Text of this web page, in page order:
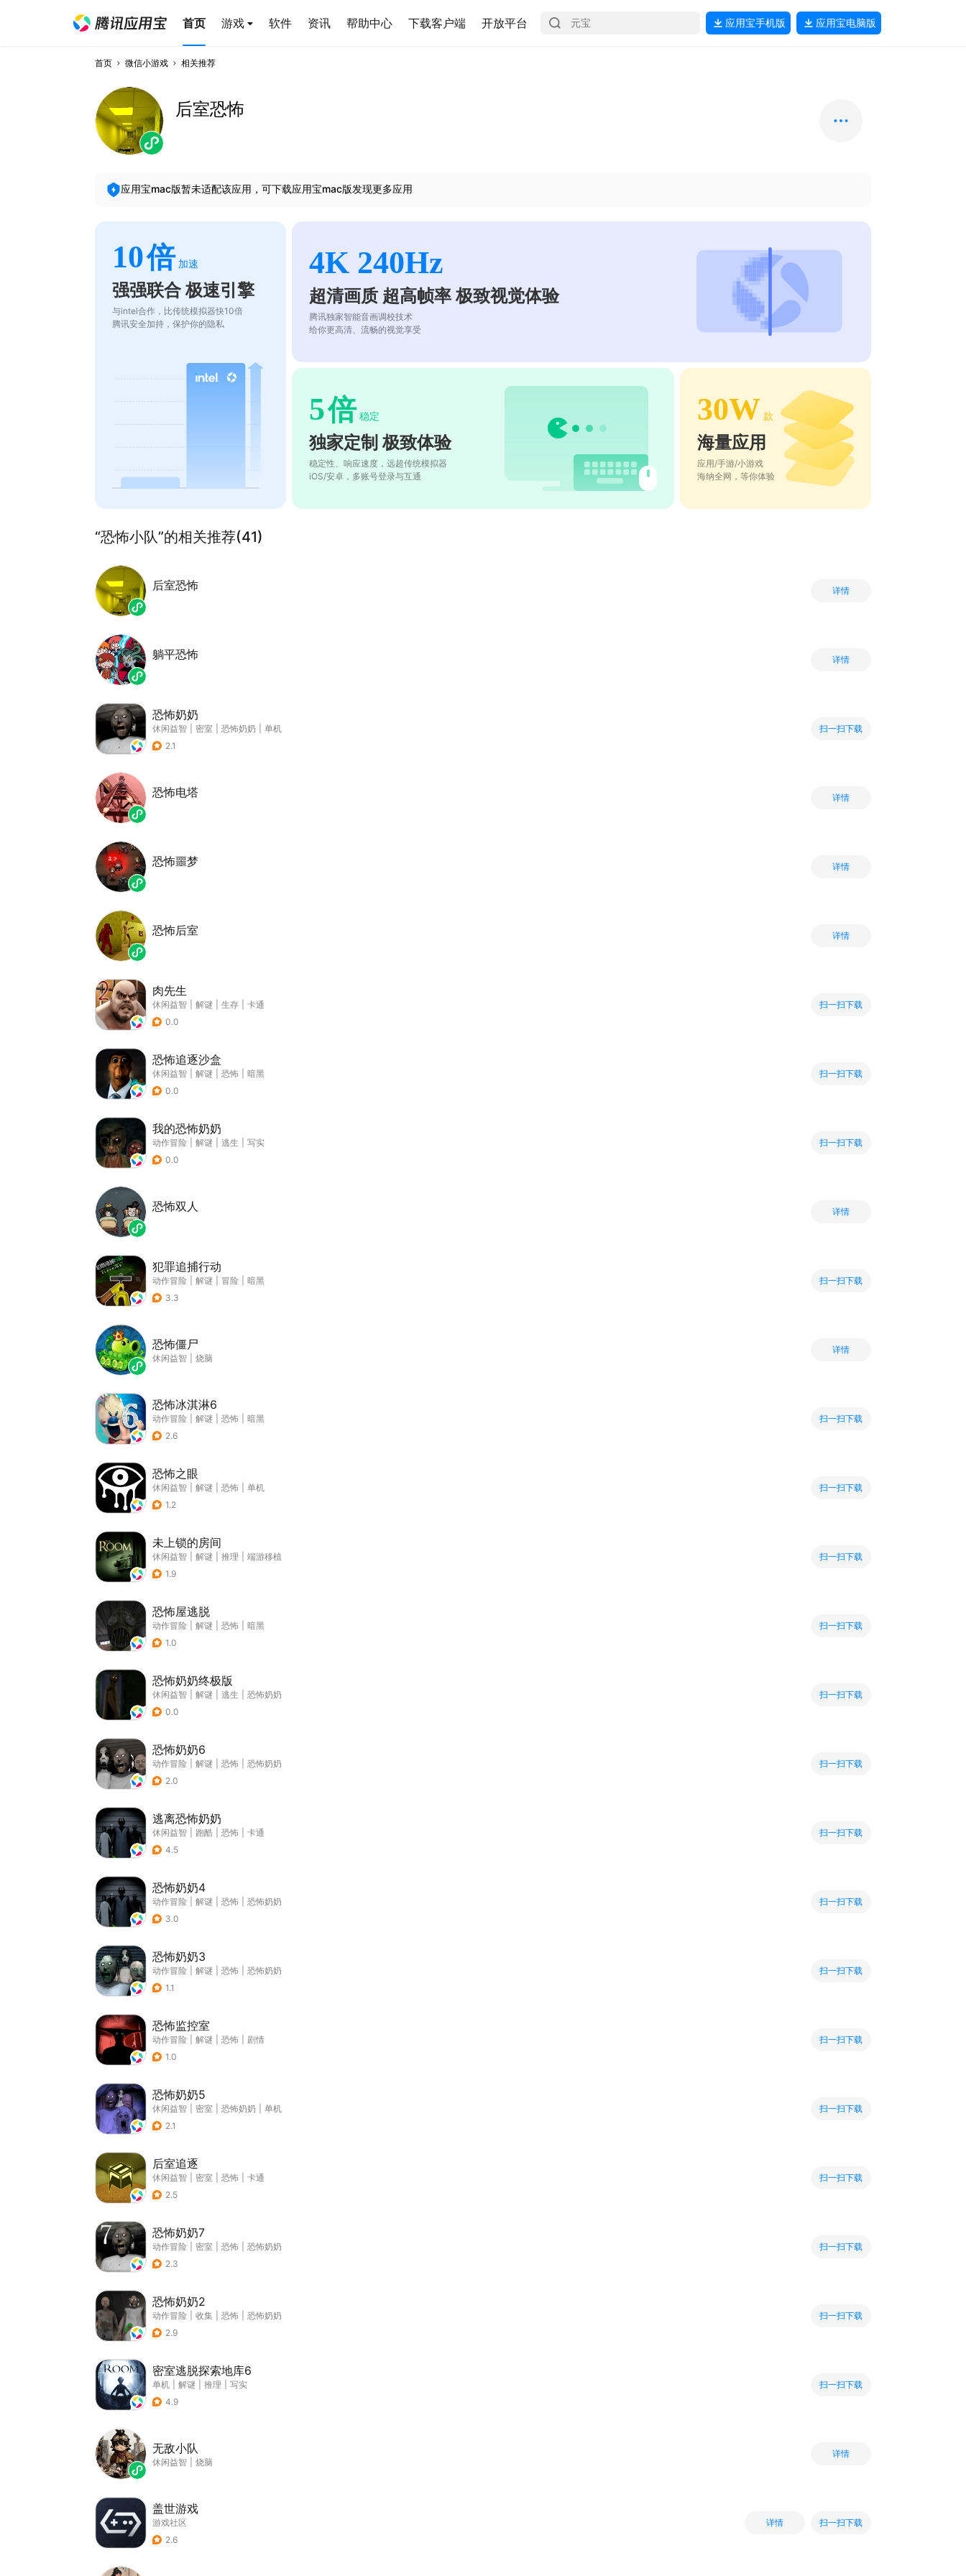
首页 游戏 软件 资讯 帮助中心 下载客户端 开放平台 应用宝手机版 应用宝电脑版
首页 微信小游戏 相关推荐
后室恐怖
应用宝mac版暂未适配该应用，可下载应用宝mac版发现更多应用
10倍 加速
强强联合 极速引擎
与intel合作，比传统模拟器快10倍
腾讯安全加持，保护你的隐私
4K 240Hz
超清画质 超高帧率 极致视觉体验
腾讯独家智能音画调校技术
给你更高清、流畅的视觉享受
5倍 稳定
独家定制 极致体验
稳定性、响应速度，远超传统模拟器
iOS/安卓，多账号登录与互通
30W 款
海量应用
应用/手游/小游戏
海纳全网，等你体验
“恐怖小队”的相关推荐(41)
后室恐怖 详情
躺平恐怖 详情
恐怖奶奶
休闲益智 密室 恐怖奶奶
单机
2.1
扫一扫下载
恐怖电塔 详情
恐怖噩梦 详情
恐怖后室 详情
肉先生
休闲益智 解谜 生存
卡通
0.0
扫一扫下载
恐怖追逐沙盒
休闲益智 解谜 恐怖
暗黑
0.0
扫一扫下载
我的恐怖奶奶
动作冒险 解谜 逃生
写实
0.0
扫一扫下载
恐怖双人 详情
犯罪追捕行动
动作冒险 解谜 冒险
暗黑
3.3
扫一扫下载
恐怖僵尸
休闲益智 烧脑
详情
恐怖冰淇淋6
动作冒险 解谜 恐怖
暗黑
2.6
扫一扫下载
恐怖之眼
休闲益智 解谜 恐怖
单机
1.2
扫一扫下载
未上锁的房间
休闲益智 解谜 推理
端游移植
1.9
扫一扫下载
恐怖屋逃脱
动作冒险 解谜 恐怖
暗黑
1.0
扫一扫下载
恐怖奶奶终极版
休闲益智 解谜 逃生
恐怖奶奶
0.0
扫一扫下载
恐怖奶奶6
动作冒险 解谜 恐怖
恐怖奶奶
2.0
扫一扫下载
逃离恐怖奶奶
休闲益智 跑酷 恐怖
卡通
4.5
扫一扫下载
恐怖奶奶4
动作冒险 解谜 恐怖
恐怖奶奶
3.0
扫一扫下载
恐怖奶奶3
动作冒险 解谜 恐怖
恐怖奶奶
1.1
扫一扫下载
恐怖监控室
动作冒险 解谜 恐怖
剧情
1.0
扫一扫下载
恐怖奶奶5
休闲益智 密室 恐怖奶奶
单机
2.1
扫一扫下载
后室追逐
休闲益智 密室 恐怖
卡通
2.5
扫一扫下载
恐怖奶奶7
动作冒险 密室 恐怖
恐怖奶奶
2.3
扫一扫下载
恐怖奶奶2
动作冒险 收集 恐怖
恐怖奶奶
2.9
扫一扫下载
密室逃脱探索地库6
单机 解谜 推理
写实
4.9
扫一扫下载
无敌小队
休闲益智 烧脑
详情
盖世游戏
游戏社区
2.6
详情 扫一扫下载